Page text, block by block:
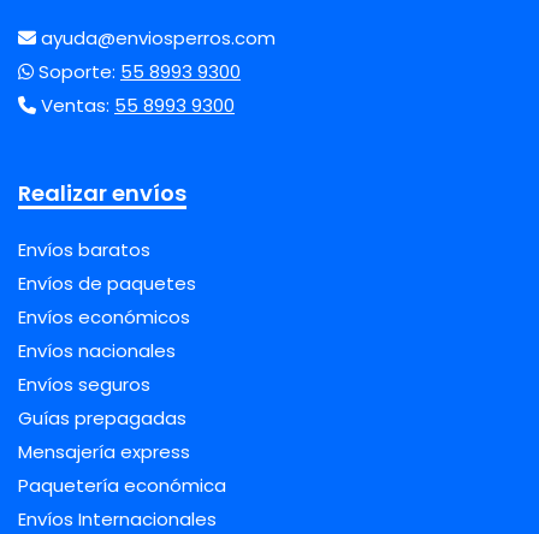
ayuda@enviosperros.com
Soporte: 55 8993 9300
Ventas: 55 8993 9300
Realizar envíos
Envíos baratos
Envíos de paquetes
Envíos económicos
Envíos nacionales
Envíos seguros
Guías prepagadas
Mensajería express
Paquetería económica
Envíos Internacionales